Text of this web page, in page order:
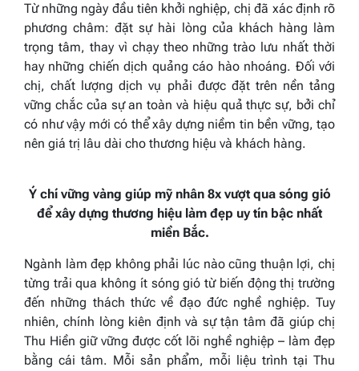
Từ những ngày đầu tiên khởi nghiệp, chị đã xác định rõ
phương châm: đặt sự hài lòng của khách hàng làm
trọng tâm, thay vì chạy theo những trào lưu nhất thời
hay những chiến dịch quảng cáo hào nhoáng. Đối với
chị, chất lượng dịch vụ phải được đặt trên nền tảng
vững chắc của sự an toàn và hiệu quả thực sự, bởi chỉ
có như vậy mới có thể xây dựng niềm tin bền vững, tạo
nên giá trị lâu dài cho thương hiệu và khách hàng.
Ý chí vững vàng giúp mỹ nhân 8x vượt qua sóng gió
để xây dựng thương hiệu làm đẹp uy tín bậc nhất
miền Bắc.
Ngành làm đẹp không phải lúc nào cũng thuận lợi, chị
từng trải qua không ít sóng gió từ biến động thị trường
đến những thách thức về đạo đức nghề nghiệp. Tuy
nhiên, chính lòng kiên định và sự tận tâm đã giúp chị
Thu Hiền giữ vững được cốt lõi nghề nghiệp – làm đẹp
bằng cái tâm. Mỗi sản phẩm, mỗi liệu trình tại Thu